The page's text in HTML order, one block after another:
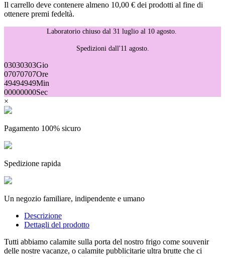
Il carrello deve contenere almeno 10,00 € dei prodotti al fine di
ottenere premi fedeltà.
Laboratorio chiuso dal 31 luglio al 10 agosto.
Spedizioni dall'11 agosto.
03030303Gio
07070707Ore
49494949Min
00000000Sec
×
Pagamento 100% sicuro
Spedizione rapida
Un negozio familiare, indipendente e umano
Descrizione
Dettagli del prodotto
Tutti abbiamo calamite sulla porta del nostro frigo come souvenir
delle nostre vacanze, o calamite pubblicitarie ultra brutte che ci